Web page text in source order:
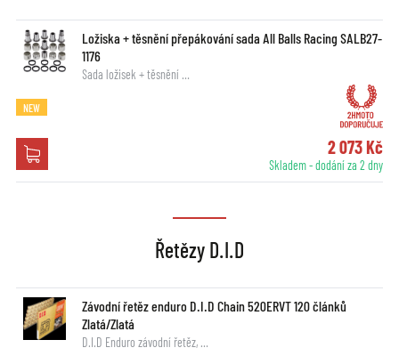
Ložiska + těsnění přepákování sada All Balls Racing SALB27-
1176
Sada ložisek + těsnění …
NEW
2 073 Kč
Skladem - dodání za 2 dny
Řetězy D.I.D
Závodní řetěz enduro D.I.D Chain 520ERVT 120 článků
Zlatá/Zlatá
D.I.D Enduro závodní řetěz, …